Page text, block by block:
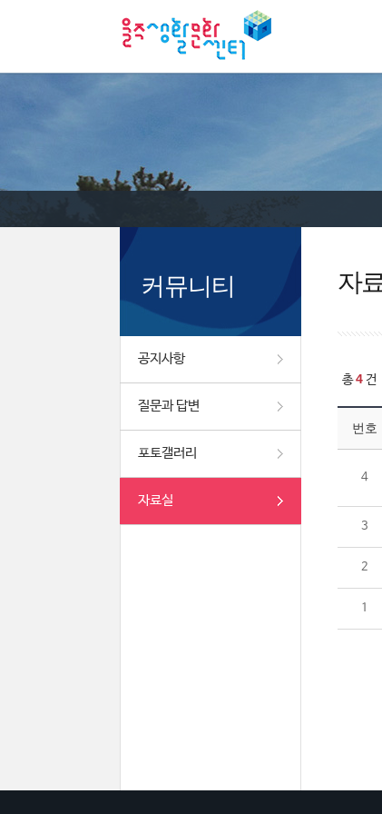
커뮤니티
공지사항
질문과 답변
포토갤러리
자료실
자
총4 건
번호
4
3
2
1